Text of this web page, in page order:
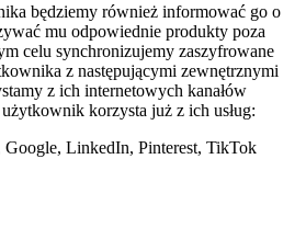
będziemy również informować go o
mu odpowiednie produkty poza
celu synchronizujemy zaszyfrowane
z następującymi zewnętrznymi
z ich internetowych kanałów
korzysta już z ich usług:
LinkedIn, Pinterest, TikTok